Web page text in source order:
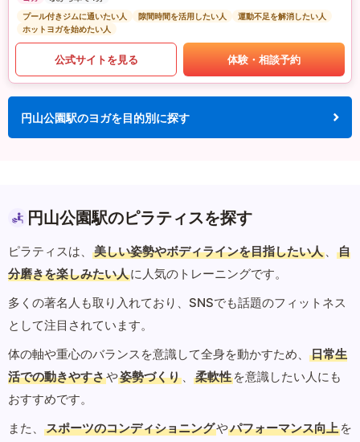
プール付きジムに通いたい人
隙間時間を活用したい人
運動不足を解消したい人
ホットヨガを始めたい人
公式サイトを見る 体験・相談予約
円山公園駅のヨガを目的別に探す
円山公園駅のピラティスを探す
ピラティスは、 美しい姿勢やボディラインを目指したい人 、
自
分磨きを楽しみたい人に人気のトレーニングです。
多くの著名人も取り入れており、SNSでも話題のフィットネス
として注目されています。
体の軸や重心のバランスを意識して全身を動かすため、
日常生
活での動きやすさや姿勢づくり 、 柔軟性 を意識したい人にも
おすすめです。
また、
スポーツのコンディショニングやパフォーマンス向上 を